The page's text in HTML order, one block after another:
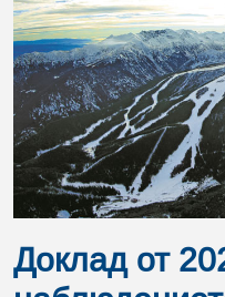
Доклад от